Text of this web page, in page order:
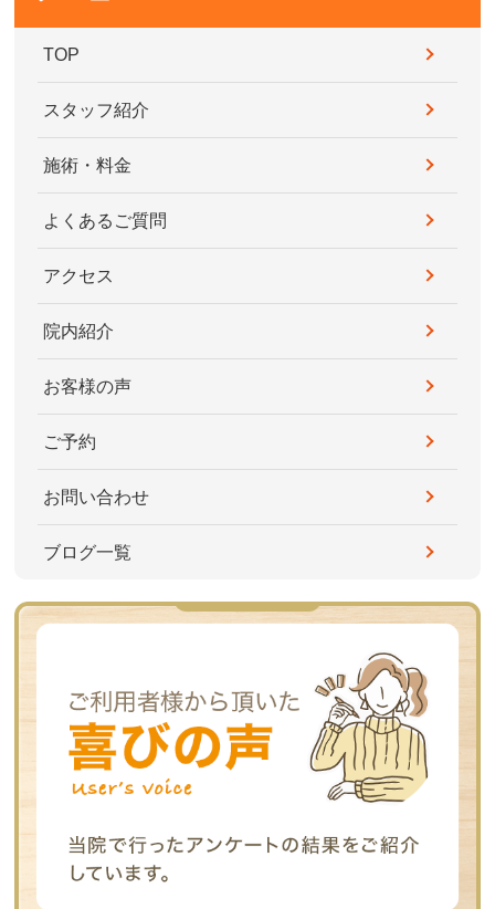
TOP
スタッフ紹介
施術・料金
よくあるご質問
アクセス
院内紹介
お客様の声
ご予約
お問い合わせ
ブログ一覧